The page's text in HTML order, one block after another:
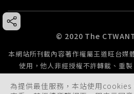
為提供最佳服務，本站使用cookies
© 2020 The
本網站所刊載內容著作權屬王道旺台媒
使用，他人非經授權不許轉載、重